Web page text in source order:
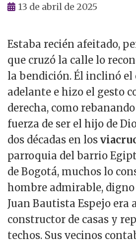
13 de abril de 2025
Estaba recién afeitado,
que cruzó la calle lo
la bendición. Él inclinó el
adelante e hizo el gesto
derecha, como
fuerza de ser el hijo de
dos décadas en los
parroquia del barrio
de Bogotá, muchos lo
hombre admirable, digno
Juan Bautista Espejo era
constructor de casas y
techos. Sus vecinos